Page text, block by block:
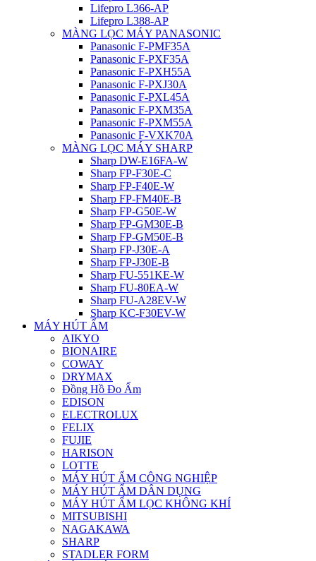
Lifepro L366-AP
Lifepro L388-AP
MÀNG LỌC MÁY PANASONIC
Panasonic F-PMF35A
Panasonic F-PXF35A
Panasonic F-PXH55A
Panasonic F-PXJ30A
Panasonic F-PXL45A
Panasonic F-PXM35A
Panasonic F-PXM55A
Panasonic F-VXK70A
MÀNG LỌC MÁY SHARP
Sharp DW-E16FA-W
Sharp FP-F30E-C
Sharp FP-F40E-W
Sharp FP-FM40E-B
Sharp FP-G50E-W
Sharp FP-GM30E-B
Sharp FP-GM50E-B
Sharp FP-J30E-A
Sharp FP-J30E-B
Sharp FU-551KE-W
Sharp FU-80EA-W
Sharp FU-A28EV-W
Sharp KC-F30EV-W
MÁY HÚT ẨM
AIKYO
BIONAIRE
COWAY
DRYMAX
Đồng Hồ Đo Ẩm
EDISON
ELECTROLUX
FELIX
FUJIE
HARISON
LOTTE
MÁY HÚT ẨM CÔNG NGHIỆP
MÁY HÚT ẨM DÂN DỤNG
MÁY HÚT ẨM LỌC KHÔNG KHÍ
MITSUBISHI
NAGAKAWA
SHARP
STADLER FORM